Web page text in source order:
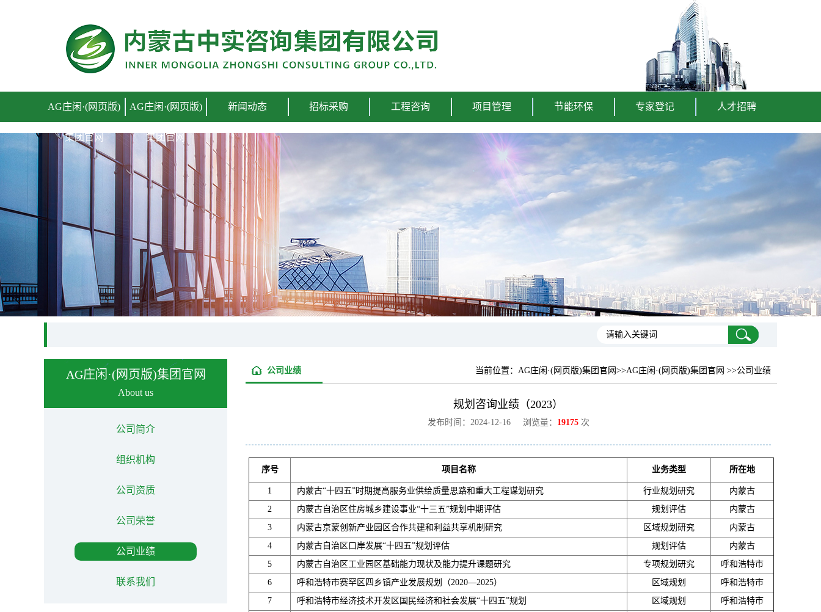
AG庄闲·(网页版)
集团官网
AG庄闲·(网页版)
集团官网
新闻动态 招标采购 工程咨询 项目管理 节能环保 专家登记 人才招聘
AG庄闲·(网页版)集团官网
About us
公司简介
组织机构
公司资质
公司荣誉
公司业绩
联系我们
当前位置： AG庄闲·(网页版)集团官网 >>AG庄闲·(网页版)集团官网 >>公司业绩
公司业绩
规划咨询业绩（2023）
发布时间：2024-12-16 浏览量： 19175次
序号 项目名称 业务类型 所在地
1 内蒙古“十四五”时期提高服务业供给质量思路和重大工程谋划研究 行业规划研究
内蒙古
2
内蒙古自治区住房城乡建设事业“十三五”规划中期评估 规划评估
内蒙古
3
内蒙古京蒙创新产业园区合作共建和利益共享机制研究 区域规划研究
内蒙古
4
内蒙古自治区口岸发展“十四五”规划评估 规划评估
内蒙古
5
内蒙古自治区工业园区基础能力现状及能力提升课题研究 专项规划研究
呼和浩特市
6
呼和浩特市赛罕区四乡镇产业发展规划（2020—2025） 区域规划
呼和浩特市
7
呼和浩特市经济技术开发区国民经济和社会发展“十四五”规划 区域规划
呼和浩特市